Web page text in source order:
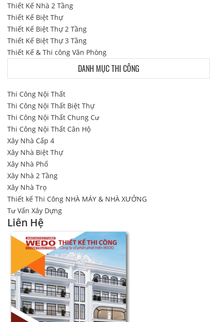
Thiết Kế Nhà 2 Tầng
Thiết Kế Biệt Thự
Thiết Kế Biệt Thự 2 Tầng
Thiết Kế Biệt Thự 3 Tầng
Thiết Kế & Thi công Văn Phòng
DANH MỤC THI CÔNG
Thi Công Nội Thất
Thi Công Nội Thất Biệt Thự
Thi Công Nội Thất Chung Cư
Thi Công Nội Thất Căn Hộ
Xây Nhà Cấp 4
Xây Nhà Biệt Thự
Xây Nhà Phố
Xây Nhà 2 Tầng
Xây Nhà Trọ
Thiết kế Thi Công NHÀ MÁY & NHÀ XƯỞNG
Tư Vấn Xây Dựng
Liên Hệ